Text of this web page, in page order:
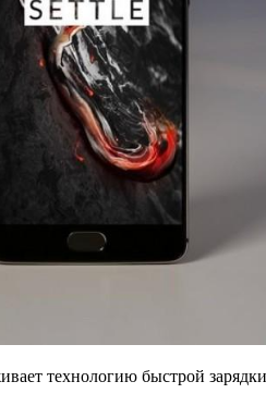
технологию быстрой